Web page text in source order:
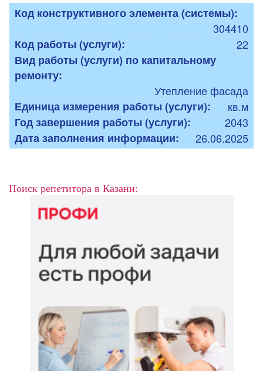
Код конструктивного элемента (системы):
304410
Код работы (услуги):
22
Вид работы (услуги) по капитальному
ремонту:
Утепление фасада
Единица измерения работы (услуги):
кв.м
Год завершения работы (услуги):
2043
Дата заполнения информации:
26.06.2025
Поиск репетитора в Казани: